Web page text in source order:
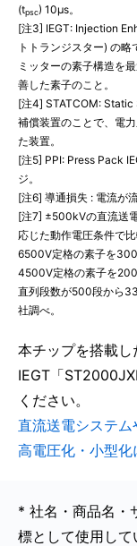
(tpsc) 10µs。
[注3] IEGT: Injection
トトランジスター) の
ミッターの素子構造を
善した素子のこと。
[注4] STATCOM:
補償装置のことで、電
た装置。
[注5] PPI: Press Pack
ジ。
[注6] 導通損失 : 電流が
[注7] ±500kVの直流送
応じた動作電圧条件で比
6500V定格の素子を
4500V定格の素子を
直列段数が500段から
社調べ。
本チップを搭載
IEGT「
ください。
直流送電システ
高電圧化・小型
* 社名・商品名・
標として使用して